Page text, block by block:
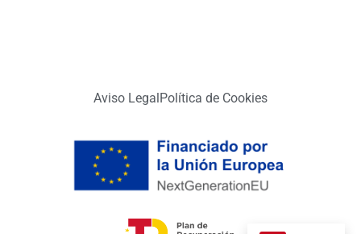
Aviso LegalPolítica de Cookies